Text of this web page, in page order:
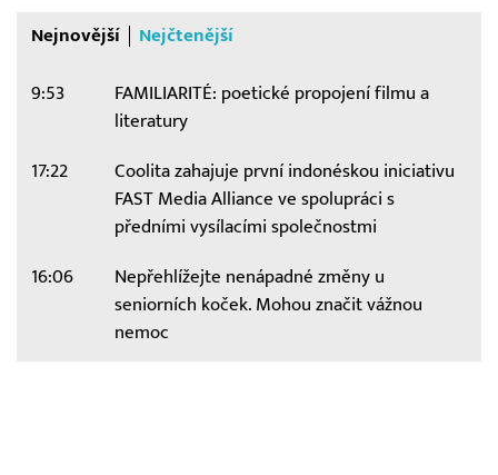
Nejnovější Nejčtenější
9:53
FAMILIARITÉ: poetické propojení filmu a
literatury
17:22
Coolita zahajuje první indonéskou iniciativu
FAST Media Alliance ve spolupráci s
předními vysílacími společnostmi
16:06
Nepřehlížejte nenápadné změny u
seniorních koček. Mohou značit vážnou
nemoc